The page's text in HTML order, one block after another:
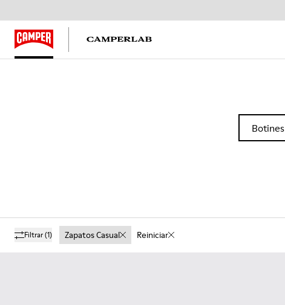
Botines
Filtrar(1) Zapatos Casual Reiniciar